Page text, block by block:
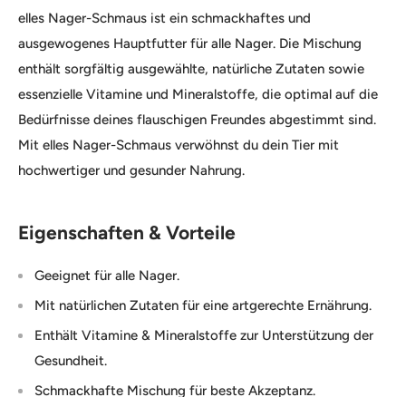
elles Nager-Schmaus ist ein schmackhaftes und
ausgewogenes Hauptfutter für alle Nager. Die Mischung
enthält sorgfältig ausgewählte, natürliche Zutaten sowie
essenzielle Vitamine und Mineralstoffe, die optimal auf die
Bedürfnisse deines flauschigen Freundes abgestimmt sind.
Mit elles Nager-Schmaus verwöhnst du dein Tier mit
hochwertiger und gesunder Nahrung.
Eigenschaften & Vorteile
Geeignet für alle Nager.
Mit natürlichen Zutaten für eine artgerechte Ernährung.
Enthält Vitamine & Mineralstoffe zur Unterstützung der
Gesundheit.
Schmackhafte Mischung für beste Akzeptanz.